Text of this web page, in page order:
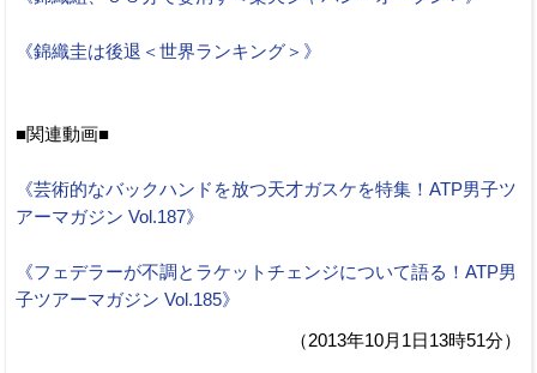
《錦織圭は後退＜世界ランキング＞》
■関連動画■
《芸術的なバックハンドを放つ天才ガスケを特集！ATP男子ツ
アーマガジン Vol.187》
《フェデラーが不調とラケットチェンジについて語る！ATP男
子ツアーマガジン Vol.185》
（2013年10月1日13時51分）